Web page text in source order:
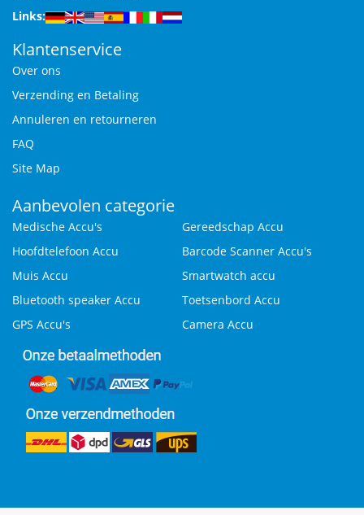
Links:
Klantenservice
Over ons
Verzending en Betaling
Annuleren en retourneren
FAQ
Site Map
Aanbevolen categorie
Medische Accu's
Gereedschap Accu
Hoofdtelefoon Accu
Barcode Scanner Accu's
Muis Accu
Smartwatch accu
Bluetooth speaker Accu
Toetsenbord Accu
GPS Accu's
Camera Accu